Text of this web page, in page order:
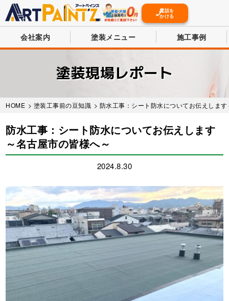
電話を
かける
会社案内 塗装メニュー 施工事例
塗装現場レポート
HOME > 塗装工事前の豆知識 > 防水工事：シート防水についてお伝えしま
防水工事：シート防水についてお伝えします
～名古屋市の皆様へ～
2024.8.30